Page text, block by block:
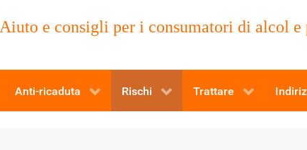
Aiuto e consigli per i consumatori di alcol e
Anti-ricaduta Rischi Trattare